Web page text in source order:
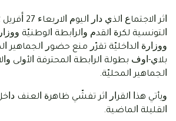
ﺍﻟﺘﻮﻧﺴﻴﺔ ﻟﻜﺮﺓ ﺍﻟﻘﺪﻡ ﻭﺍﻟﺮﺍﺑﻄﺔ ﺍﻟﻮﻃﻨﻴّﺔ
ﻭﻭﺯﺍﺭﺓ ﺍﻟﺪﺍﺧﻠﻴّﺔ ﺗﻘﺮّﺭ ﻣﻨﻊ ﺣﻀﻮﺭ ﺍﻟﺠﻤﺎﻫﻴﺮ
ﺑﻼﻱ-ﺍﻭﻑ ﺑﻄﻮﻟﺔ ﺍﻟﺮﺍﺑﻄﺔ ﺍﻟﻤﺤﺘﺮﻓﺔ ﺍﻷﻭﻟﻰ
ﺍﻟﺠﻤﺎﻫﻴﺮ ﺍﻟﻤﺤﻠﻴّﺔ.
ﻭﻳﺄﺗﻲ ﻫﺬﺍ ﺍﻟﻘﺮﺍﺭ ﺍﺛﺮ ﺗﻔﺸّﻲ ﻇﺎﻫﺮﺓ ﺍﻟﻌﻨﻒ
ﺍﻟﻘﻠﻴﻠﺔ ﺍﻟﻤﺎﺿﻴﺔ.